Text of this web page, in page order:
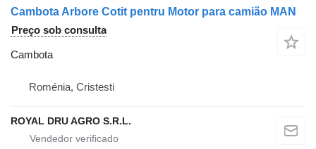
Cambota Arbore Cotit pentru Motor para camião MAN
Preço sob consulta
Cambota
Roménia, Cristesti
ROYAL DRU AGRO S.R.L.